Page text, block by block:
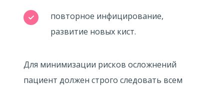
повторное инфицирование,
развитие новых кист.
Для минимизации рисков осложнений
пациент должен строго следовать всем